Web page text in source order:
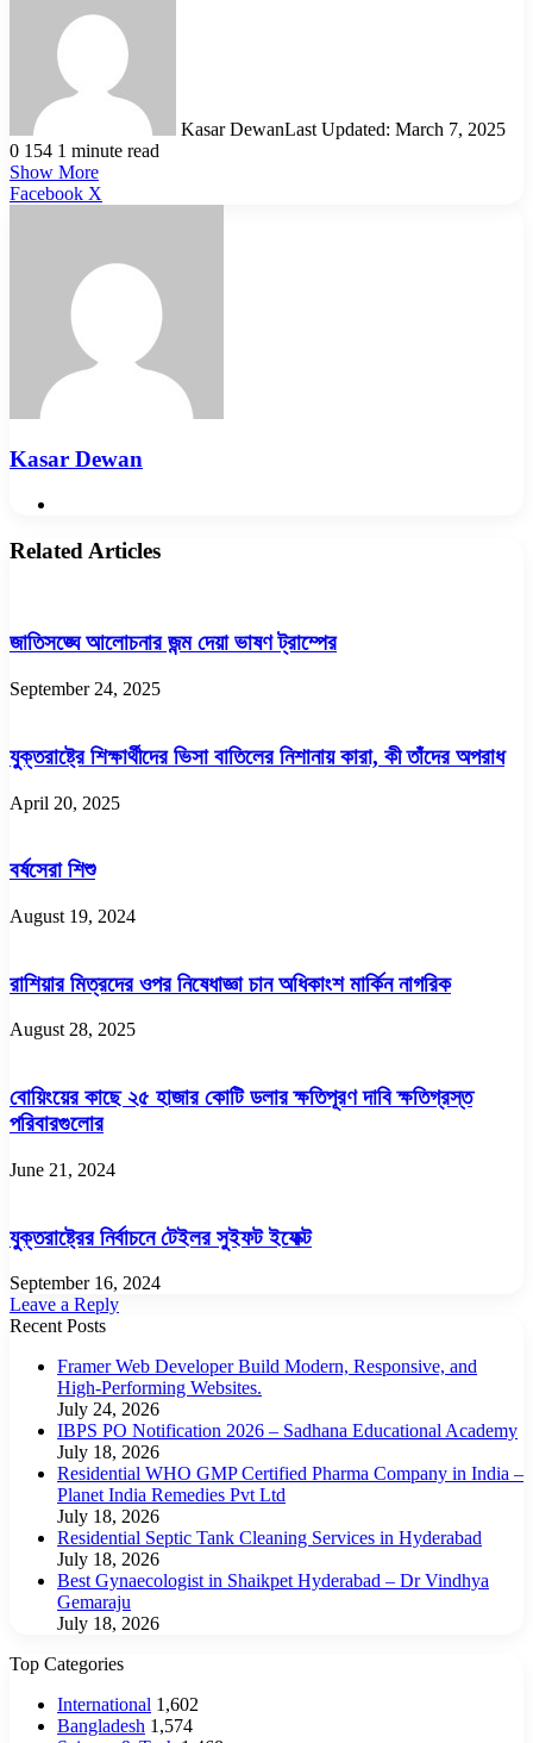
Kasar DewanLast Updated: March 7, 2025
0 154 1 minute read
Show More
Facebook X
Kasar Dewan
Related Articles
জাতিসঙ্ঘে আলোচনার জন্ম দেয়া ভাষণ ট্রাম্পের
September 24, 2025
যুক্তরাষ্ট্রে শিক্ষার্থীদের ভিসা বাতিলের নিশানায় কারা, কী তাঁদের অপরাধ
April 20, 2025
বর্ষসেরা শিশু
August 19, 2024
রাশিয়ার মিত্রদের ওপর নিষেধাজ্ঞা চান অধিকাংশ মার্কিন নাগরিক
August 28, 2025
বোয়িংয়ের কাছে ২৫ হাজার কোটি ডলার ক্ষতিপূরণ দাবি ক্ষতিগ্রস্ত
পরিবারগুলোর
June 21, 2024
যুক্তরাষ্ট্রের নির্বাচনে টেইলর সুইফট ইফেক্ট
September 16, 2024
Leave a Reply
Recent Posts
Framer Web Developer Build Modern, Responsive, and
High-Performing Websites.
July 24, 2026
IBPS PO Notification 2026 – Sadhana Educational Academy
July 18, 2026
Residential WHO GMP Certified Pharma Company in India –
Planet India Remedies Pvt Ltd
July 18, 2026
Residential Septic Tank Cleaning Services in Hyderabad
July 18, 2026
Best Gynaecologist in Shaikpet Hyderabad – Dr Vindhya
Gemaraju
July 18, 2026
Top Categories
International 1,602
Bangladesh 1,574